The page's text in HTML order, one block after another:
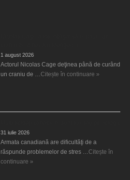
1 august 2026
Actorul Nicolas Cage deţinea până de curând
un craniu de … Citește în continuare »
31 iulie 2026
Armata canadiană are dificultăţi de a
răspunde problemelor de stres … Citește în
continuare »